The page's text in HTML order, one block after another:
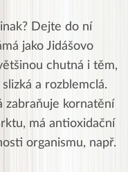
Dejte do ní
jako Jidášovo
chutná i těm,
a rozblemclá.
zabraňuje kornatění
má antioxidační
organismu, např.